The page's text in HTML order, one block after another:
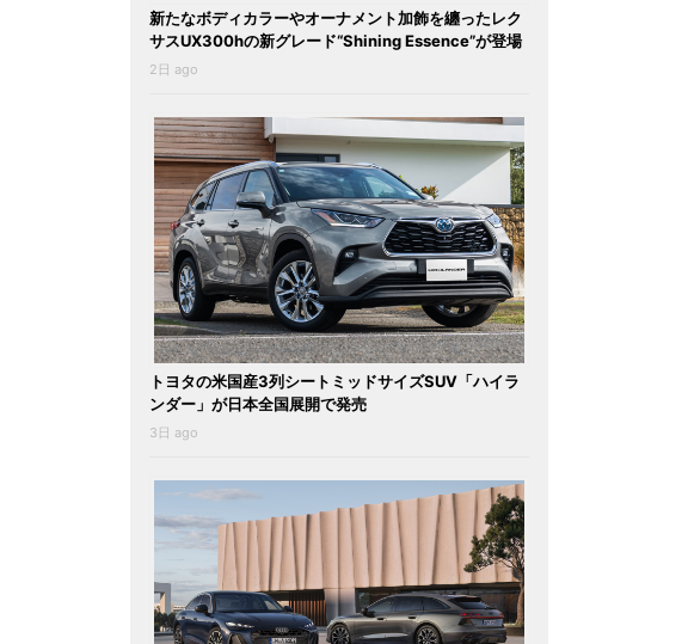
新たなボディカラーやオーナメント加飾を纏ったレク
サスUX300hの新グレード“Shining Essence”が登場
2日 ago
トヨタの米国産3列シートミッドサイズSUV「ハイラ
ンダー」が日本全国展開で発売
3日 ago